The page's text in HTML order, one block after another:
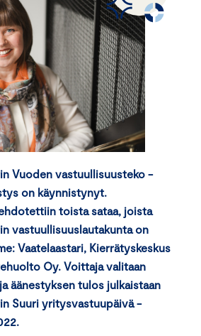
Vuoden vastuullisuusteko -
on käynnistynyt.
toista sataa, joista
vastuullisuuslautakunta on
Vaatelaastari, Kierrätyskeskus
Oy. Voittaja valitaan
äänestyksen tulos julkaistaan
Suuri yritysvastuupäivä -